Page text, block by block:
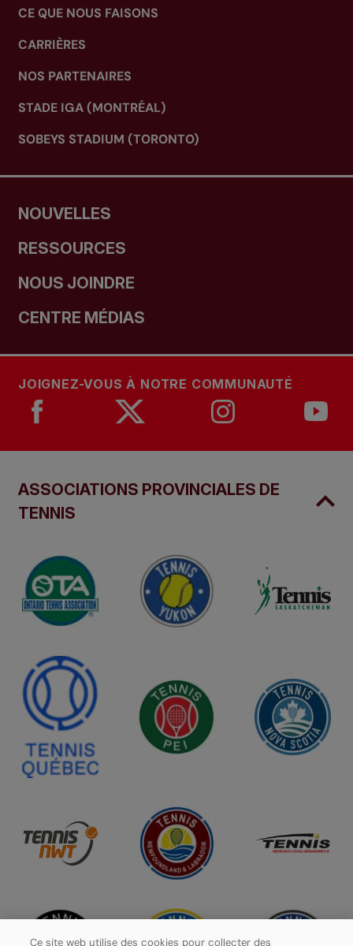
CE QUE NOUS FAISONS
CARRIÈRES
NOS PARTENAIRES
STADE IGA (MONTRÉAL)
SOBEYS STADIUM (TORONTO)
NOUVELLES
RESSOURCES
NOUS JOINDRE
CENTRE MÉDIAS
JOIGNEZ-VOUS À NOTRE COMMUNAUTÉ
ASSOCIATIONS PROVINCIALES DE
TENNIS
Ce site web utilise des cookies pour collecter des